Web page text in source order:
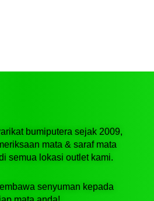
bumiputera sejak 2009,
mata & saraf mata
semua lokasi outlet kami.
senyuman kepada